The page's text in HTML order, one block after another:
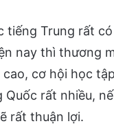
tiếng Trung rất
nay thì thương
cơ hội học
Quốc rất nhiều,
rất thuận lợi.